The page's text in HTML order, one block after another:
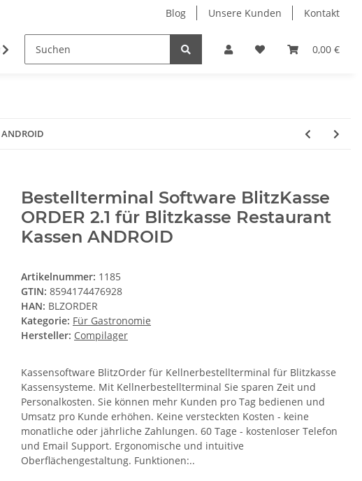
Blog Unsere Kunden Kontakt
0,00 €
Kassen-Zubehör Kassensoftware Elektronik
Bestellterminal Software BlitzKasse
ORDER 2.1 für Blitzkasse Restaurant
Kassen ANDROID
Artikelnummer: 1185
GTIN: 8594174476928
HAN: BLZORDER
Kategorie: Für Gastronomie
Hersteller: Compilager
Kassensoftware BlitzOrder für Kellnerbestellterminal für Blitzkasse
Kassensysteme. Mit Kellnerbestellterminal Sie sparen Zeit und
Personalkosten. Sie können mehr Kunden pro Tag bedienen und
Umsatz pro Kunde erhöhen. Keine versteckten Kosten - keine
monatliche oder jährliche Zahlungen. 60 Tage - kostenloser Telefon
und Email Support. Ergonomische und intuitive
Oberflächengestaltung. Funktionen:..